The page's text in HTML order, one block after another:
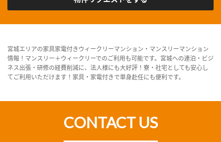
宮城エリアの家具家電付きウィークリーマンション・マンスリーマンション
情報！マンスリー＋ウィークリーでのご利用も可能です。宮城への連泊・ビジ
ネス出張・研修の経費削減に、法人様にも大好評！寮・社宅としても安心し
てご利用いただけます！家具・家電付きで単身赴任にも便利です。
CONTACT US